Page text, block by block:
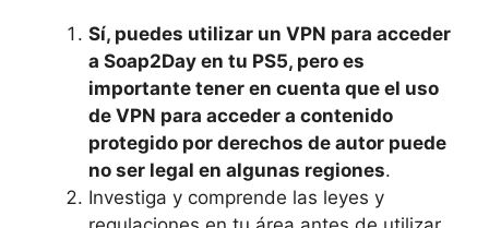
Sí, ‍puedes utilizar⁤ un⁤ VPN para acceder
a Soap2Day en tu PS5, pero es
importante tener en‍ cuenta ‍que el uso
de ⁣VPN para​ acceder ‌a contenido⁣
protegido ‌por derechos de ‌autor⁢ puede
no ser legal en​ algunas regiones.
Investiga ⁤y comprende las leyes y